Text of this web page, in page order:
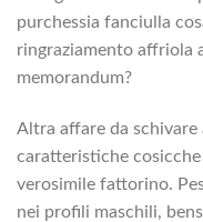
purchessia fanciulla
ringraziamento affriola
memorandum?
Altra affare da schivare
caratteristiche
verosimile fattorino.
nei profili maschili,